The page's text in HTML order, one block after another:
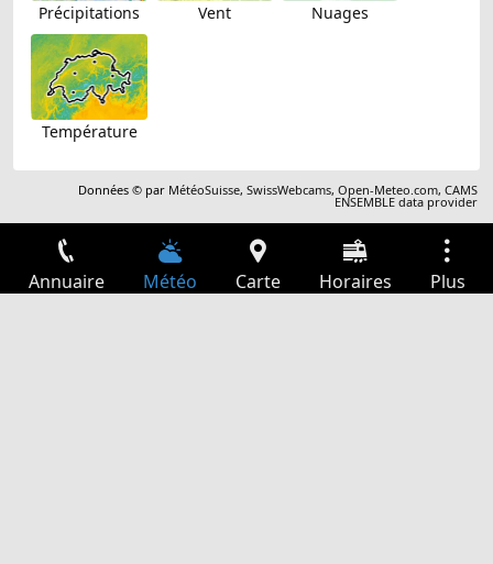
Précipitations Vent Nuages
Température
Données © par MétéoSuisse,SwissWebcams,Open-Meteo.com,CAMS
ENSEMBLE data provider
Annuaire Météo Carte Horaires Plus